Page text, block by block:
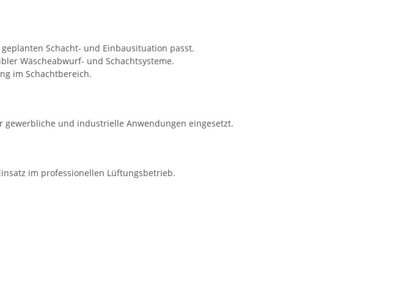
Schacht- und Einbausituation passt.
Wäscheabwurf- und Schachtsysteme.
im Schachtbereich.
gewerbliche und industrielle Anwendungen eingesetzt.
im professionellen Lüftungsbetrieb.